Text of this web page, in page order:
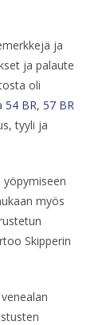
ja
ja palaute
oli
54 BR, 57 BR
tyyli ja
yöpymiseen
myös
Skipperin